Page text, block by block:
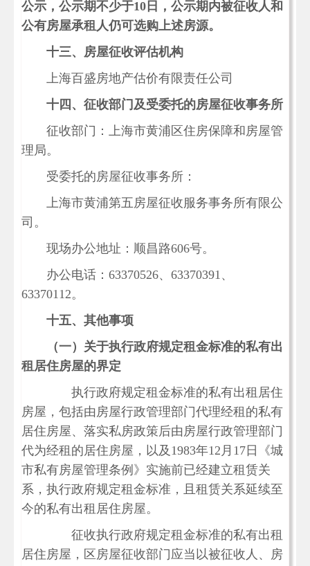
公示，公示期不少于10日，公示期内被征收人和
公有房屋承租人仍可选购上述房源。
十三、房屋征收评估机构
上海百盛房地产估价有限责任公司
十四、征收部门及受委托的房屋征收事务所
征收部门：上海市黄浦区住房保障和房屋管
理局。
受委托的房屋征收事务所：
上海市黄浦第五房屋征收服务事务所有限公
司。
现场办公地址：顺昌路606号。
办公电话： 63370526、63370391、
63370112。
十五、其他事项
（一）关于执行政府规定租金标准的私有出
租居住房屋的界定
执行政府规定租金标准的私有出租居住
房屋，包括由房屋行政管理部门代理经租的私有
居住房屋、落实私房政策后由房屋行政管理部门
代为经租的居住房屋，以及 1983年12月17日《城
市私有房屋管理条例》实施前已经建立租赁关
系，执行政府规定租金标准，且租赁关系延续至
今的私有出租居住房屋。
征收执行政府规定租金标准的私有出租
居住房屋，区房屋征收部门应当以被征收人、房